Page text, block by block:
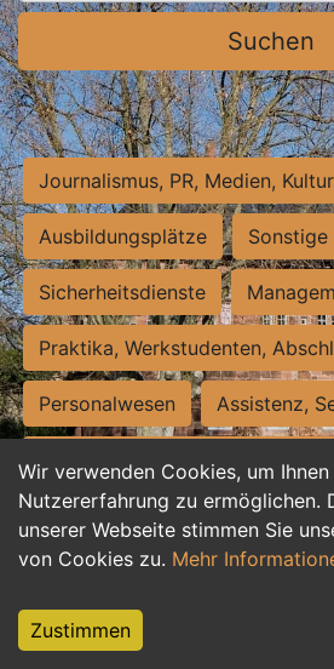
Wir verwenden Cookies, um
Nutzererfahrung zu ermöglichen.
unserer Webseite stimmen Sie
von Cookies zu. Mehr
Zustimmen
Suchen
Journalismus, PR, Medien, Kultur
Ausbildungsplätze Sonstige
Sicherheitsdienste
Praktika, Werkstudenten,
Personalwesen Assistenz,
Hilfskräfte, Aushilfs- und
Einkauf, Logistik,
Weiterbildung, Studium, duale
Tourismus